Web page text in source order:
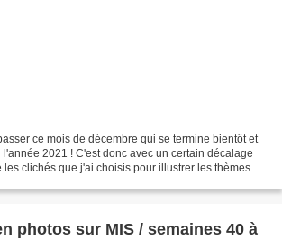
ce mois de décembre qui se termine bientôt et
2021 ! C'est donc avec un certain décalage
clichés que j'ai choisis pour illustrer les thèmes
à